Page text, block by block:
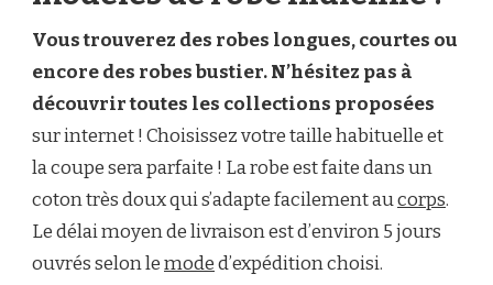
Vous trouverez des robes longues, courtes ou
encore des robes bustier. N’hésitez pas à
découvrir toutes les collections proposées
sur internet ! Choisissez votre taille habituelle et
la coupe sera parfaite ! La robe est faite dans un
coton très doux qui s’adapte facilement aucorps.
Le délai moyen de livraison est d’environ 5 jours
ouvrés selon lemoded’expédition choisi.